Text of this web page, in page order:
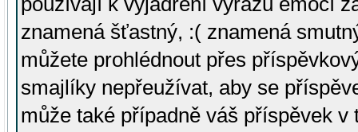
znamená šťastný, :( znamená
můžete prohlédnout přes
smajlíky nepřeužívat, aby se
může také případně váš příspěvek v